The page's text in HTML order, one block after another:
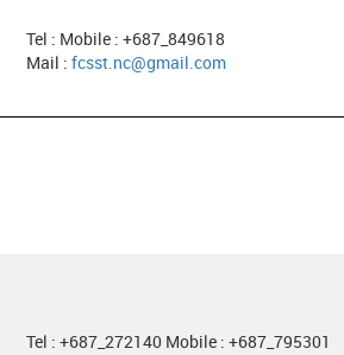
Tel : Mobile : +687_849618
Mail : fcsst.nc@gmail.com
Tel : +687_272140 Mobile : +687_795301